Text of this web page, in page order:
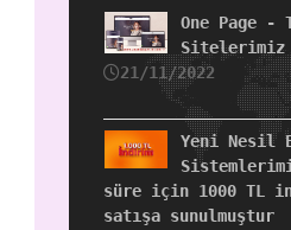
One Page -
Sitelerimiz
21/11/2022
Yeni Nesil
süre için 1000 TL
satışa sunulmuştur